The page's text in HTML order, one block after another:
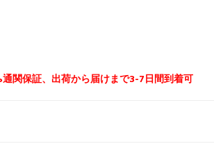
関保証、出荷から届けまで3-7日間到着可